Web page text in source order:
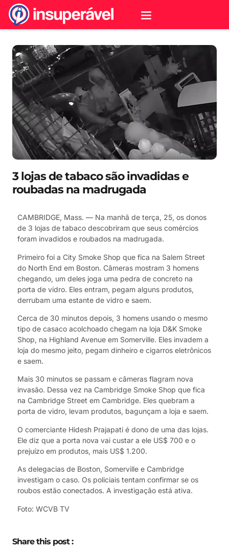
3 lojas de tabaco são invadidas e
roubadas na madrugada
CAMBRIDGE, Mass. — Na manhã de terça, 25, os donos
de 3 lojas de tabaco descobriram que seus comércios
foram invadidos e roubados na madrugada.
Primeiro foi a City Smoke Shop que fica na Salem Street
do North End em Boston. Câmeras mostram 3 homens
chegando, um deles joga uma pedra de concreto na
porta de vidro. Eles entram, pegam alguns produtos,
derrubam uma estante de vidro e saem.
Cerca de 30 minutos depois, 3 homens usando o mesmo
tipo de casaco acolchoado chegam na loja D&K Smoke
Shop, na Highland Avenue em Somerville. Eles invadem a
loja do mesmo jeito, pegam dinheiro e cigarros eletrônicos
e saem.
Mais 30 minutos se passam e câmeras flagram nova
invasão. Dessa vez na Cambridge Smoke Shop que fica
na Cambridge Street em Cambridge. Eles quebram a
porta de vidro, levam produtos, bagunçam a loja e saem.
O comerciante Hidesh Prajapati é dono de uma das lojas.
Ele diz que a porta nova vai custar a ele US$ 700 e o
prejuízo em produtos, mais US$ 1.200.
As delegacias de Boston, Somerville e Cambridge
investigam o caso. Os policiais tentam confirmar se os
roubos estão conectados. A investigação está ativa.
Foto: WCVB TV
Share this post :